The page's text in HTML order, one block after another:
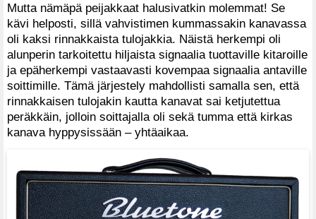
Mutta nämäpä peijakkaat halusivatkin molemmat! Se
kävi helposti, sillä vahvistimen kummassakin kanavassa
oli kaksi rinnakkaista tulojakkia. Näistä herkempi oli
alunperin tarkoitettu hiljaista signaalia tuottaville kitaroille
ja epäherkempi vastaavasti kovempaa signaalia antaville
soittimille. Tämä järjestely mahdollisti samalla sen, että
rinnakkaisen tulojakin kautta kanavat sai ketjutettua
peräkkäin, jolloin soittajalla oli sekä tumma että kirkas
kanava hyppysissään – yhtäaikaa.